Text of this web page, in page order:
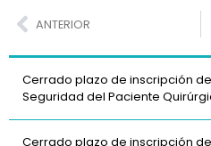
ANTERIOR
Cerrado plazo de inscripción
Seguridad del Paciente
Cerrado plazo de inscripción